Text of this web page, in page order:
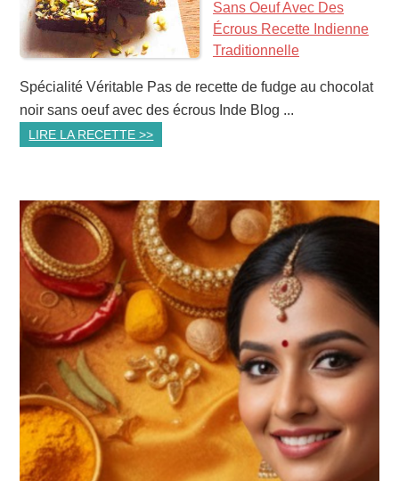
Sans Oeuf Avec Des
Écrous Recette Indienne
Traditionnelle
Spécialité Véritable Pas de recette de fudge au chocolat
noir sans oeuf avec des écrous Inde Blog ...
LIRE LA RECETTE >>